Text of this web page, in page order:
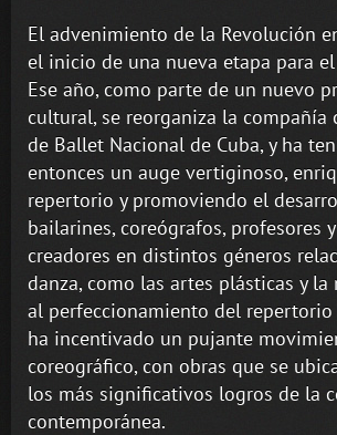
El advenimiento de la Revolución
el inicio de una nueva etapa para
Ese año, como parte de un nuevo
cultural, se reorganiza la compañía
de Ballet Nacional de Cuba, y ha
entonces un auge vertiginoso,
repertorio y promoviendo el
bailarines, coreógrafos, profesores
creadores en distintos géneros
danza, como las artes plásticas y la
al perfeccionamiento del
ha incentivado un pujante
coreográfico, con obras que se
los más significativos logros de la
contemporánea.